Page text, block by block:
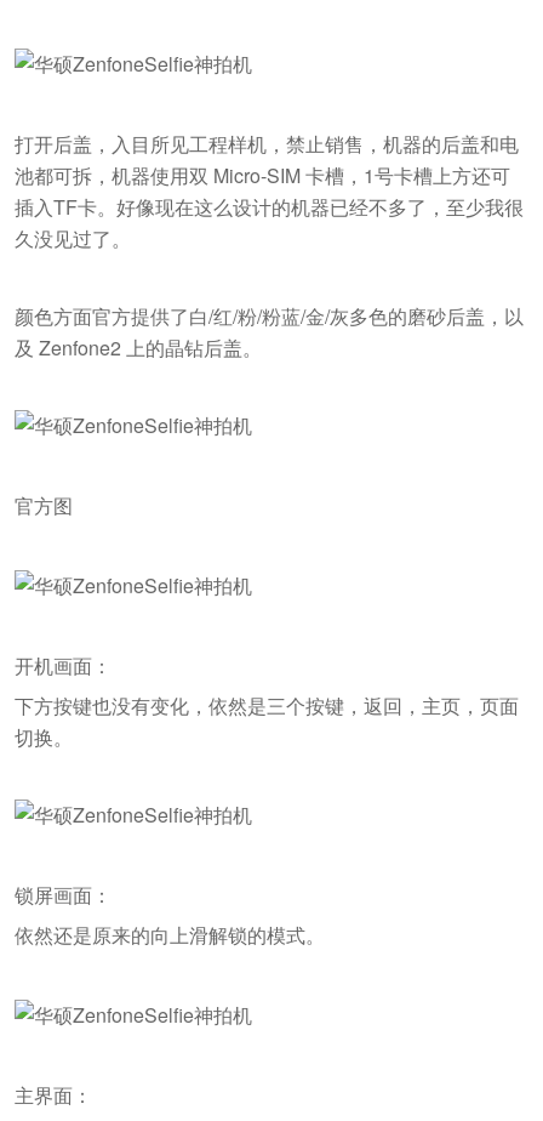
打开后盖，入目所见工程样机，禁止销售，机器的后盖和电
池都可拆，机器使用双 Micro-SIM 卡槽，1号卡槽上方还可
插入TF卡。好像现在这么设计的机器已经不多了，至少我很
久没见过了。
颜色方面官方提供了白/红/粉/粉蓝/金/灰多色的磨砂后盖，以
及 Zenfone2 上的晶钻后盖。
官方图
开机画面：
下方按键也没有变化，依然是三个按键，返回，主页，页面
切换。
锁屏画面：
依然还是原来的向上滑解锁的模式。
主界面：